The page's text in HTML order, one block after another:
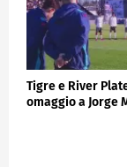
Tigre e River
omaggio a Jorge